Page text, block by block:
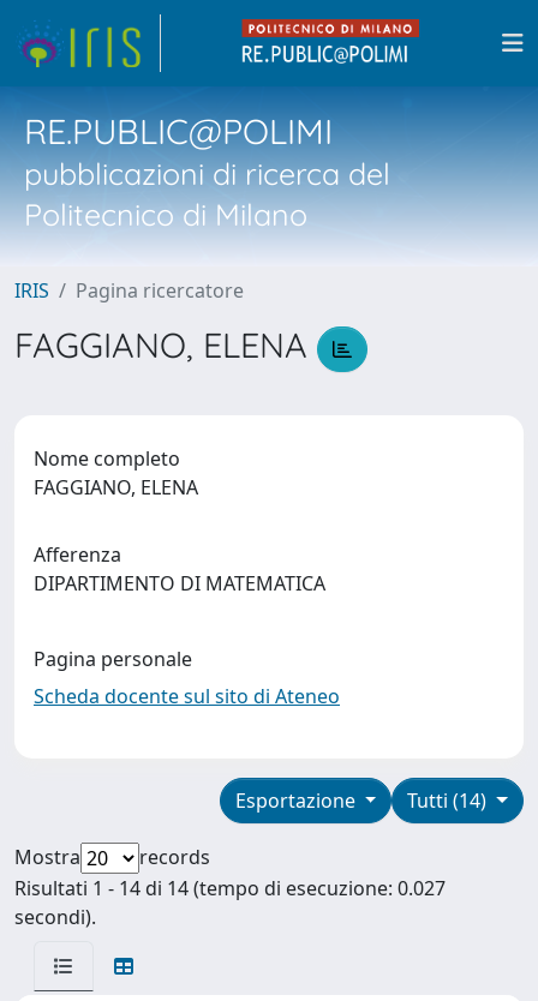
RE.PUBLIC@POLIMI
pubblicazioni di ricerca del
Politecnico di Milano
IRIS Pagina ricercatore
FAGGIANO, ELENA
Nome completo
FAGGIANO, ELENA
Afferenza
DIPARTIMENTO DI MATEMATICA
Pagina personale
Scheda docente sul sito di Ateneo
Tutti (14)
Esportazione
Mostra
records
Risultati 1 - 14 di 14 (tempo di esecuzione: 0.027
secondi).